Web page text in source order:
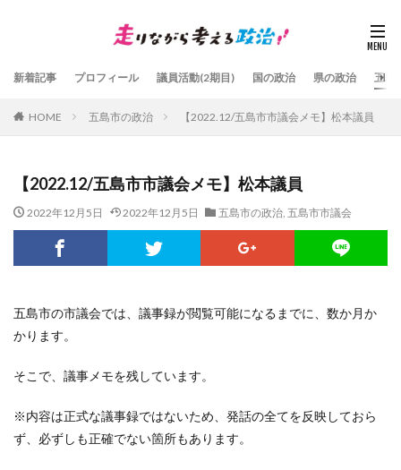
新着記事 プロフィール 議員活動(2期目) 国の政治 県の政治 五島
HOME 五島市の政治 【2022.12/五島市市議会メモ】松本議員
【2022.12/五島市市議会メモ】松本議員
2022年12月5日 2022年12月5日 五島市の政治, 五島市市議会
五島市の市議会では、議事録が閲覧可能になるまでに、数か月か
かります。
そこで、議事メモを残しています。
※内容は正式な議事録ではないため、発話の全てを反映しておら
ず、必ずしも正確でない箇所もあります。